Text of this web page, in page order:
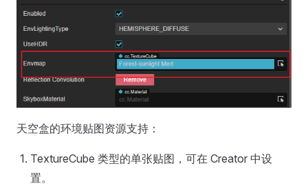
天空盒的环境贴图资源支持：
TextureCube 类型的单张贴图，可在 Creator 中设
置。